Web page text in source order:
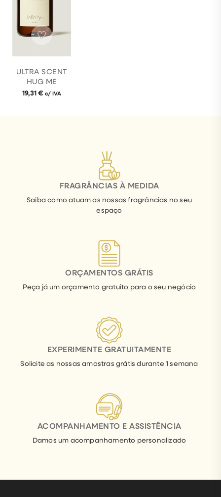
ULTRA SCENT
HUG ME
19,31€ c/ IVA
FRAGRÂNCIAS À MEDIDA
Saiba como atuam as nossas fragrâncias no seu
espaço
ORÇAMENTOS GRÁTIS
Peça já um orçamento gratuito para o seu negócio
EXPERIMENTE GRATUITAMENTE
Solicite as nossas amostras grátis durante 1 semana
ACOMPANHAMENTO E ASSISTÊNCIA
Damos um acompanhamento personalizado